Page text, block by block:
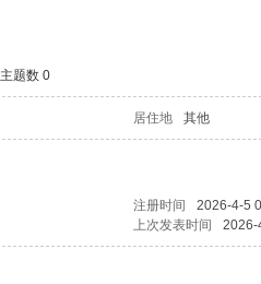
主题数 0
居住地 其他
注册时间
2026-4-5
上次发表时间 2026-